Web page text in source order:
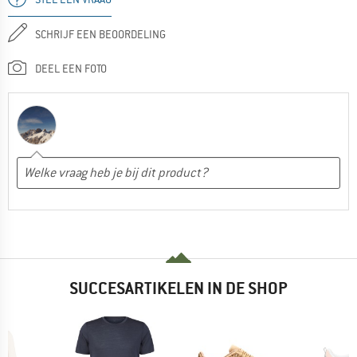
SCHRIJF EEN BEOORDELING
DEEL EEN FOTO
SUCCESARTIKELEN IN DE SHOP